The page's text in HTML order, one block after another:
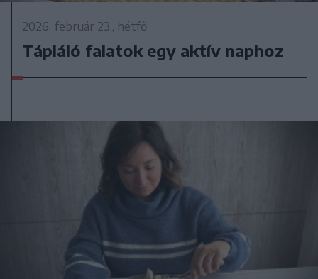
2026. február 23., hétfő
Tápláló falatok egy aktív naphoz